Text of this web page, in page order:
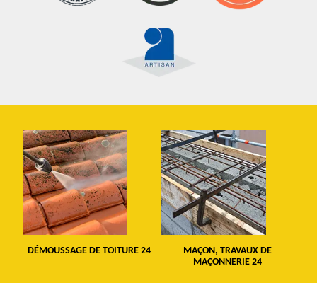
DÉMOUSSAGE DE TOITURE 24
MAÇON, TRAVAUX DE
MAÇONNERIE 24